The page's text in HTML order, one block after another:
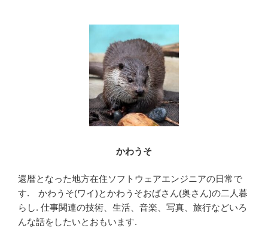
かわうそ
還暦となった地方在住ソフトウェアエンジニアの日常で
す. かわうそ(ワイ)とかわうそおばさん(奥さん)の二人暮
らし. 仕事関連の技術、生活、音楽、写真、旅行などいろ
んな話をしたいとおもいます.